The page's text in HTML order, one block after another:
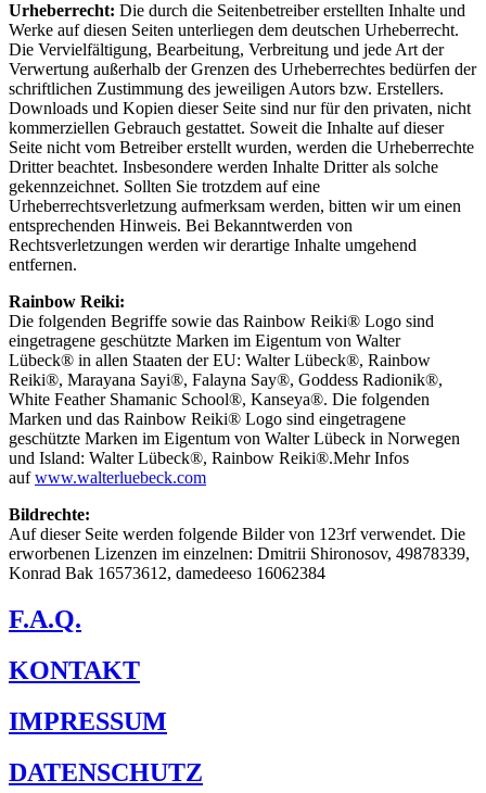
Urheberrecht: Die durch die Seitenbetreiber erstellten Inhalte und
Werke auf diesen Seiten unterliegen dem deutschen Urheberrecht.
Die Vervielfältigung, Bearbeitung, Verbreitung und jede Art der
Verwertung außerhalb der Grenzen des Urheberrechtes bedürfen der
schriftlichen Zustimmung des jeweiligen Autors bzw. Erstellers.
Downloads und Kopien dieser Seite sind nur für den privaten, nicht
kommerziellen Gebrauch gestattet. Soweit die Inhalte auf dieser
Seite nicht vom Betreiber erstellt wurden, werden die Urheberrechte
Dritter beachtet. Insbesondere werden Inhalte Dritter als solche
gekennzeichnet. Sollten Sie trotzdem auf eine
Urheberrechtsverletzung aufmerksam werden, bitten wir um einen
entsprechenden Hinweis. Bei Bekanntwerden von
Rechtsverletzungen werden wir derartige Inhalte umgehend
entfernen.
Rainbow Reiki:
Die folgenden Begriffe sowie das Rainbow Reiki® Logo sind
eingetragene geschützte Marken im Eigentum von Walter
Lübeck® in allen Staaten der EU: Walter Lübeck®, Rainbow
Reiki®, Marayana Sayi®, Falayna Say®, Goddess Radionik®,
White Feather Shamanic School®, Kanseya®. Die folgenden
Marken und das Rainbow Reiki® Logo sind eingetragene
geschützte Marken im Eigentum von Walter Lübeck in Norwegen
und Island: Walter Lübeck®, Rainbow Reiki®.Mehr Infos
aufwww.walterluebeck.com
Bildrechte:
Auf dieser Seite werden folgende Bilder von 123rf verwendet. Die
erworbenen Lizenzen im einzelnen: Dmitrii Shironosov, 49878339,
Konrad Bak 16573612, damedeeso 16062384
F.A.Q.
KONTAKT
IMPRESSUM
DATENSCHUTZ